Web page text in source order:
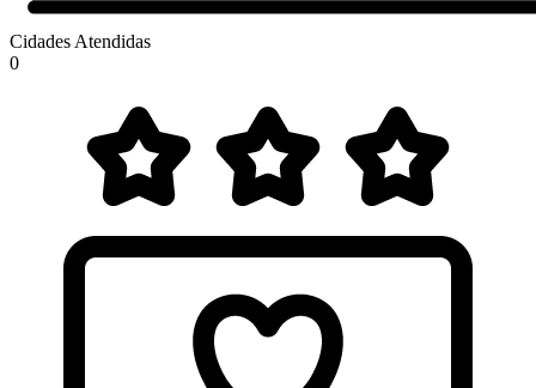
Cidades Atendidas
0